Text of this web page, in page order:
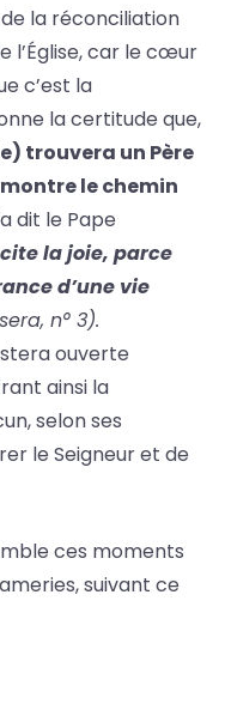
la réconciliation
l’Église, car le cœur
c’est la
la certitude que,
trouvera un Père
le chemin
dit le Pape
la joie, parce
d’une vie
n° 3).
ouverte
ainsi la
selon ses
le Seigneur et de
ces moments
suivant ce